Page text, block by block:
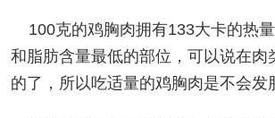
100克的鸡胸肉拥有133大卡的热
和脂肪含量最低的部位，可以说在肉
的了，所以吃适量的鸡胸肉是不会发